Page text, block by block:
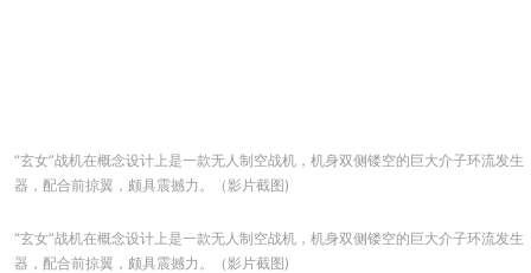
“玄女”战机在概念设计上是一款无人制空战机，机身双侧镂空的巨大介子环流发生
器，配合前掠翼，颇具震撼力。（影片截图)
“玄女”战机在概念设计上是一款无人制空战机，机身双侧镂空的巨大介子环流发生
器，配合前掠翼，颇具震撼力。（影片截图)